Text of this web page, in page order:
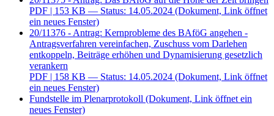
PDF | 153 KB — Status: 14.05.2024 (Dokument, Link öffnet
ein neues Fenster)
20/11376 - Antrag: Kernprobleme des BAföG angehen -
Antragsverfahren vereinfachen, Zuschuss vom Darlehen
entkoppeln, Beiträge erhöhen und Dynamisierung gesetzlich
verankern
PDF | 158 KB — Status: 14.05.2024 (Dokument, Link öffnet
ein neues Fenster)
Fundstelle im Plenarprotokoll (Dokument, Link öffnet ein
neues Fenster)